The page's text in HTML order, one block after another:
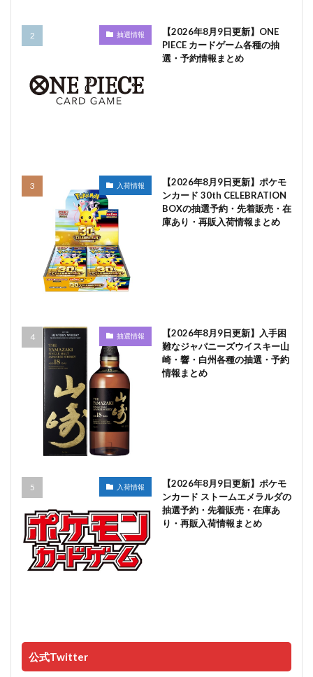
抽選情報
【2026年8月9日更新】ONE
PIECE カードゲーム各種の抽
選・予約情報まとめ
入荷情報
【2026年8月9日更新】ポケモ
ンカード 30th CELEBRATION
BOXの抽選予約・先着販売・在
庫あり・再販入荷情報まとめ
抽選情報
【2026年8月9日更新】入手困
難なジャパニーズウイスキー山
崎・響・白州各種の抽選・予約
情報まとめ
入荷情報
【2026年8月9日更新】ポケモ
ンカード ストームエメラルダの
抽選予約・先着販売・在庫あ
り・再販入荷情報まとめ
公式Twitter